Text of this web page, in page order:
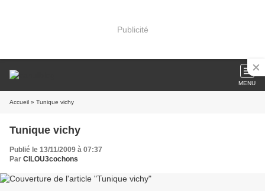
Publicité
MENU
Accueil » Tunique vichy
Tunique vichy
Publié le 13/11/2009 à 07:37
Par CILOU3cochons